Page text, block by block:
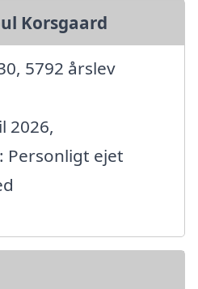
Korsgaard
5792 årslev
2026,
Personligt ejet